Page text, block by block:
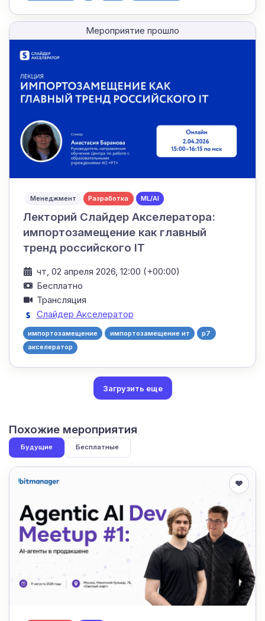
Мероприятие прошло
Менеджмент Разработка ML/AI
Лекторий Слайдер Акселератора:
импортозамещение как главный
тренд российского IT
чт, 02 апреля 2026, 12:00 (+00:00)
Бесплатно
Трансляция
Слайдер Акселератор
импортозамещение импортозамещение ит
р7
акселератор
Загрузить еще
Похожие мероприятия
Будущие Бесплатные